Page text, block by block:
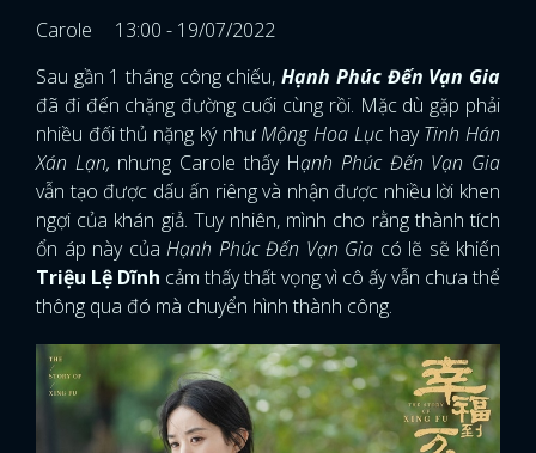
Carole
13:00 - 19/07/2022
Sau gần 1 tháng công chiếu,Hạnh Phúc Đến Vạn Gia
đã đi đến chặng đường cuối cùng rồi. Mặc dù gặp phải
nhiều đối thủ nặng ký nhưMộng Hoa LụchayTinh Hán
Xán Lạn, nhưng Carole thấy Hạnh Phúc Đến Vạn Gia
vẫn tạo được dấu ấn riêng và nhận được nhiều lời khen
ngợi của khán giả. Tuy nhiên, mình cho rằng thành tích
ổn áp này của Hạnh Phúc Đến Vạn Gia có lẽ sẽ khiến
Triệu Lệ Dĩnh cảm thấy thất vọng vì cô ấy vẫn chưa thể
thông qua đó mà chuyển hình thành công.